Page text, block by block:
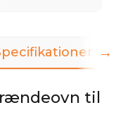
til
→